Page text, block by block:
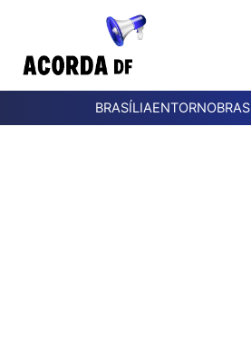
BRASÍLIAENTORNO